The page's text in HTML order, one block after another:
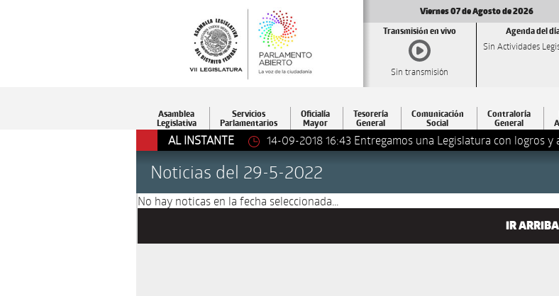
Viernes 07 de Agosto de 2026
Transmisión en vivo
Sin transmisión
Agenda del
Sin Actividades
Asamblea
Legislativa
Servicios
Parlamentarios
Oficialía
Mayor
Tesorería
General
Comunicación
Social
Contraloría
General
AL INSTANTE 14-09-2018 16:43 Entregamos una Legislatura con logros y
Noticias del 29-5-2022
No hay noticas en la fecha seleccionada...
IR ARRIBA